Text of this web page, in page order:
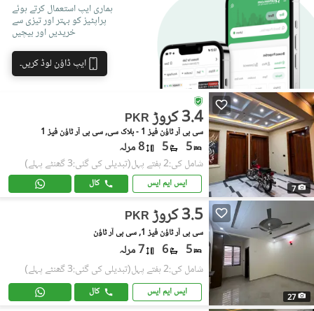
ہماری ایپ استعمال کرتے ہوئے
پراپٹیز کو بہتر اور تیزی سے
خریدیں اور بیچیں
ایپ ڈاؤن لوڈ کریں۔
7
PKR 3.4 کروڑ
سی بی آر ٹاؤن فیز 1 - بلاک سی, سی بی آر ٹاؤن فیز 1
5
5 8 مرلہ
شامل کی:2 ہفتے پہل (تبدیلی کی گئی:3 گھنٹے پہلے)
ایس ایم ایس کال
27
PKR 3.5 کروڑ
سی بی آر ٹاؤن فیز 1, سی بی آر ٹاؤن
5
6 7 مرلہ
شامل کی:2 ہفتے پہل (تبدیلی کی گئی:3 گھنٹے پہلے)
ایس ایم ایس کال